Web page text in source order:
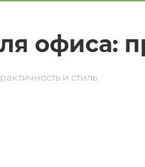
офиса:
и стиль